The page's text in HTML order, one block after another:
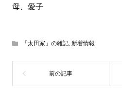
母、愛子
「太田家」の雑記, 新着情報